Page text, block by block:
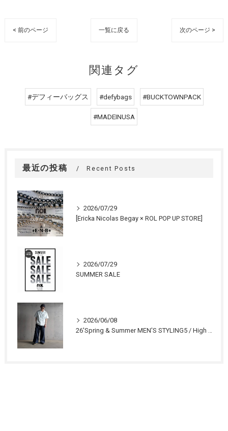
< 前のページ 一覧に戻る 次のページ >
関連タグ
#デフィーバッグス #defybags #BUCKTOWNPACK
#MADEINUSA
最近の投稿 Recent Posts
2026/07/29
[Ericka Nicolas Begay × ROL POP UP STORE]
2026/07/29
SUMMER SALE
2026/06/08
26'Spring & Summer MEN'S STYLING5 / High Summer RELAX STYLE 1